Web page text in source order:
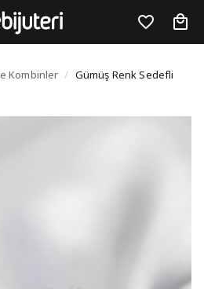
Sedefli
Kombinler / Gümüş Renk Sedefli